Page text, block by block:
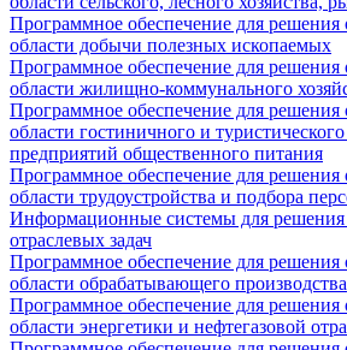
Программное обеспечение для решения
области добычи полезных ископаемых
Программное обеспечение для решения
области жилищно-коммунального
Программное обеспечение для решения
области гостиничного и туристического
предприятий общественного питания
Программное обеспечение для решения
области трудоустройства и подбора
Информационные системы для
отраслевых задач
Программное обеспечение для решения
области обрабатывающего производства
Программное обеспечение для решения
области энергетики и нефтегазовой